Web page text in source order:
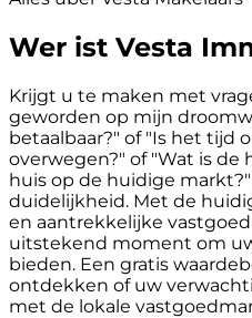
Wer ist Vesta
Krijgt u te maken met
geworden op mijn
betaalbaar?" of "Is het tijd
overwegen?" of "Wat is de
huis op de huidige
duidelijkheid. Met de
en aantrekkelijke
uitstekend moment om
bieden. Een gratis
ontdekken of uw
met de lokale